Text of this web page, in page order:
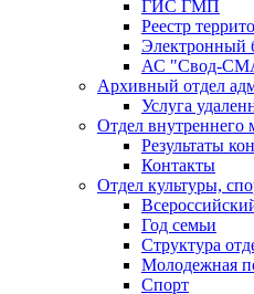
ГИС ГМП
Реестр
Электронный
АС "Свод-
Архивный отдел
Услуга
Отдел внутреннего
Результаты
Контакты
Отдел культуры,
Год семьи
Структура
Молодежная
Спорт